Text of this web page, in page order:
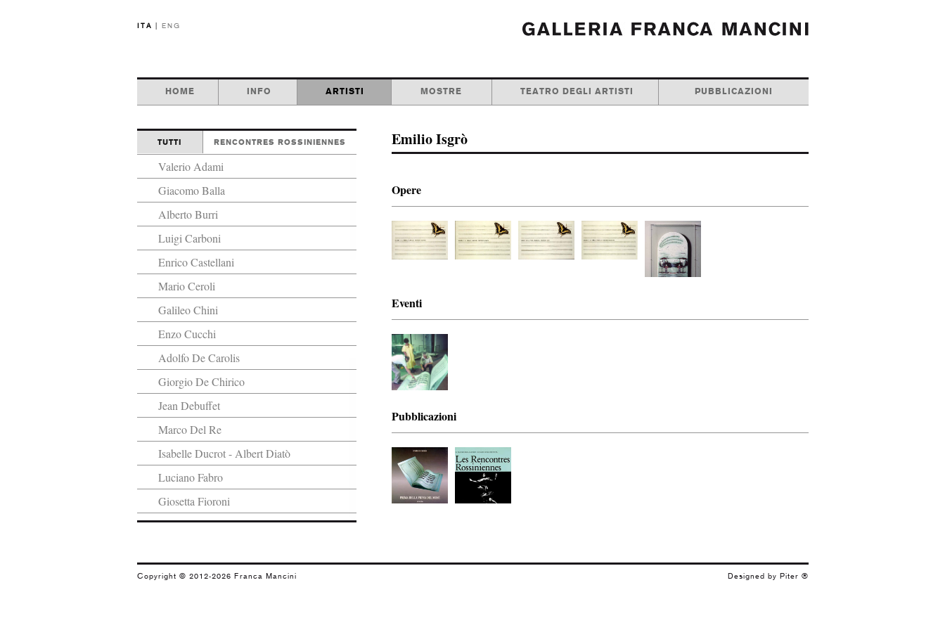
ITA ENG
HOME INFO ARTISTI MOSTRE TEATRO DEGLI ARTISTI PUBBLICAZIONI
TUTTI RENCONTRES ROSSINIENNES
Valerio Adami
Giacomo Balla
Alberto Burri
Luigi Carboni
Enrico Castellani
Mario Ceroli
Galileo Chini
Enzo Cucchi
Adolfo De Carolis
Giorgio De Chirico
Jean Debuffet
Marco Del Re
Isabelle Ducrot - Albert Diatò
Luciano Fabro
Giosetta Fioroni
Marco Gastini
Goeffrey Hendricks
Emilio Isgrò
Opere
Eventi
Pubblicazioni
Copyright © 2012-2026 Franca Mancini Designed by Piter ®